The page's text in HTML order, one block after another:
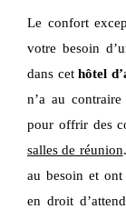
Le confort
votre besoin
dans cethôtel
n’a au
pour offrir des
salles de réunion
au besoin et ont
en droit